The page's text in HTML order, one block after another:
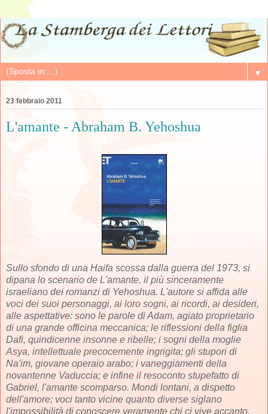
▼
23 febbraio 2011
L'amante - Abraham B. Yehoshua
Sullo sfondo di una Haifa scossa dalla guerra del 1973, si
dipana lo scenario de L'amante, il più sinceramente
israeliano dei romanzi di Yehoshua. L'autore si affida alle
voci dei suoi personaggi, ai loro sogni, ai ricordi, ai desideri,
alle aspettative: sono le parole di Adam, agiato proprietario
di una grande officina meccanica; le riflessioni della figlia
Dafi, quindicenne insonne e ribelle; i sogni della moglie
Asya, intellettuale precocemente ingrigita; gli stupori di
Na'im, giovane operaio arabo; i vaneggiamenti della
novantenne Vaduccia; e infine il resoconto stupefatto di
Gabriel, l'amante scomparso. Mondi lontani, a dispetto
dell'amore; voci tanto vicine quanto diverse siglano
l'impossibilità di conoscere veramente chi ci vive accanto.